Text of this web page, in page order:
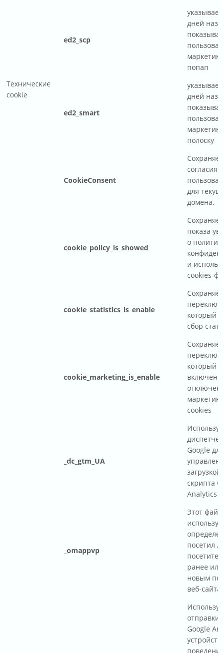
Технические
cookie
ed2_scp
дней
попап
ed2_smart
дней
полоску
CookieConsent
согласия
для
домена.
cookie_policy_is_showed
показа
о
и
cookies-
cookie_statistics_is_enable
который
сбор
cookie_marketing_is_enable
который
cookies
_dc_gtm_UA
Google
загрузкой
скрипта
Analytics
_omappvp
Этот
посетил
ранее
новым
веб-сайта.
отправки
Google